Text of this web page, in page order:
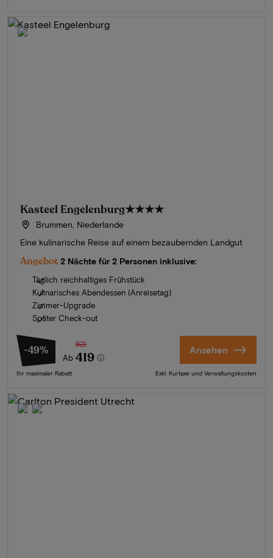
Kasteel Engelenburg★★★★
Brummen, Niederlande
Eine kulinarische Reise auf einem bezaubernden Landgut
Angebot 2 Nächte für 2 Personen inklusive:
Täglich reichhaltiges Frühstück
Kulinarisches Abendessen (Anreisetag)
Zimmer-Upgrade
Später Check-out
-49%
Ab
821
419
Ihr maximaler Rabatt
Ansehen
Exkl. Kurtaxe und Verwaltungskosten